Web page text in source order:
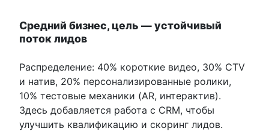
Средний бизнес, цель — устойчивый
поток лидов
Распределение: 40% короткие видео, 30% CTV
и натив, 20% персонализированные ролики,
10% тестовые механики (AR, интерактив).
Здесь добавляется работа с CRM, чтобы
улучшить квалификацию и скоринг лидов.